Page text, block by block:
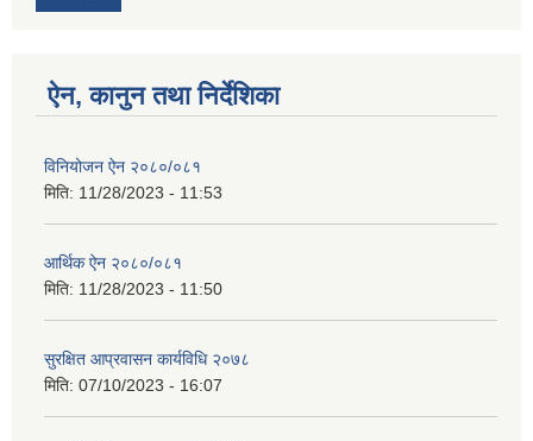
ऐन, कानुन तथा निर्देशिका
विनियोजन ऐन २०८०/०८१
मिति: 11/28/2023 - 11:53
आर्थिक ऐन २०८०/०८१
मिति: 11/28/2023 - 11:50
सुरक्षित आप्रवासन कार्यविधि २०७८
मिति: 07/10/2023 - 16:07